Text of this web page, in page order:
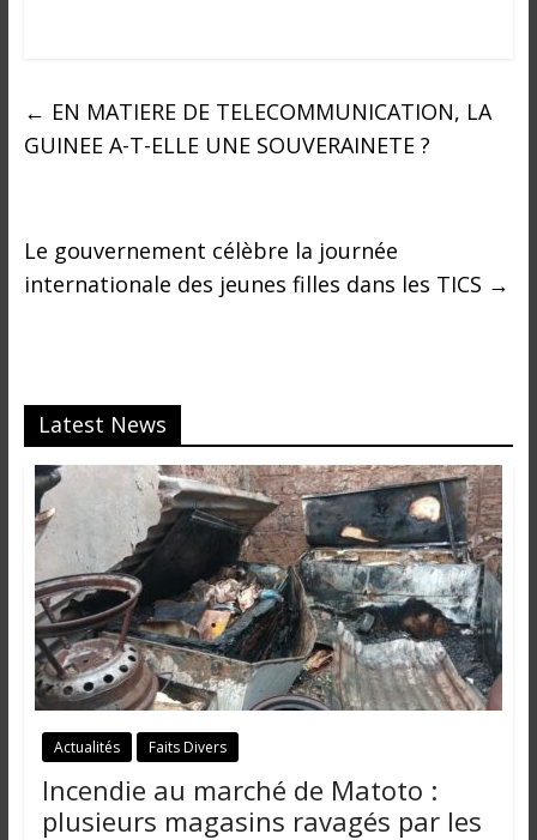
a
s
u
i
← EN MATIERE DE TELECOMMUNICATION, LA
GUINEE A-T-ELLE UNE SOUVERAINETE ?
Le gouvernement célèbre la journée
internationale des jeunes filles dans les TICS →
Latest News
Actualités Faits Divers
Incendie au marché de Matoto :
plusieurs magasins ravagés par les